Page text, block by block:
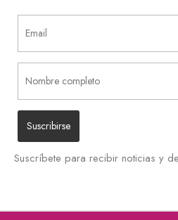
Suscríbete para recibir noticias y